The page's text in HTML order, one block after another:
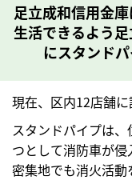
足立成和信用金
生活できるよう
にスタンド
現在、区内12店舗に
スタンドパイプは
つとして消防車が
密集地でも消火活